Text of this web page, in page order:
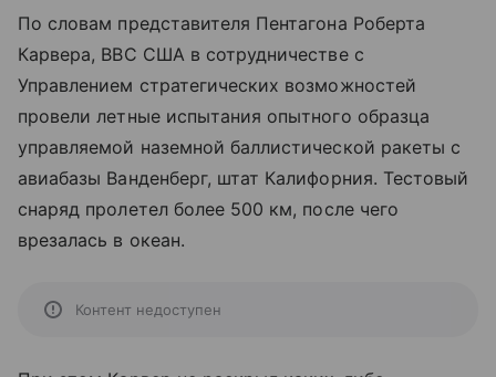
По словам представителя Пентагона Роберта
Карвера, ВВС США в сотрудничестве с
Управлением стратегических возможностей
провели летные испытания опытного образца
управляемой наземной баллистической ракеты с
авиабазы Ванденберг, штат Калифорния. Тестовый
снаряд пролетел более 500 км, после чего
врезалась в океан.
Контент недоступен